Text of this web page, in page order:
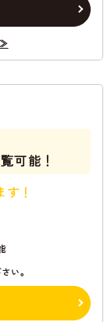
≫
可能！
！
い。